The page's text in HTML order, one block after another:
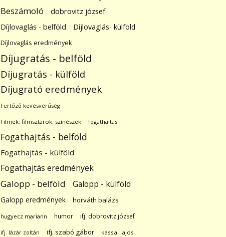
Beszámoló dobrovitz józsef
Díjlovaglás - belföld Díjlovaglás- külföld
Díjlovaglás eredmények
Díjugratás - belföld
Díjugratás - külföld
Díjugrató eredmények
Fertőző kevésvérűség
Filmek; filmsztárok; színészek fogathajtás
Fogathajtás - belföld
Fogathajtás - külföld
Fogathajtás eredmények
Galopp - belföld Galopp - külföld
Galopp eredmények horváth balázs
hugyecz mariann humor ifj. dobrovitz józsef
ifj. lázár zoltán ifj. szabó gábor kassai lajos